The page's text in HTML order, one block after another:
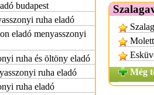
budapest
ruha eladó
eladó menyasszonyi
ruha és öltöny eladó
ruha eladó
ruha eladó
Még